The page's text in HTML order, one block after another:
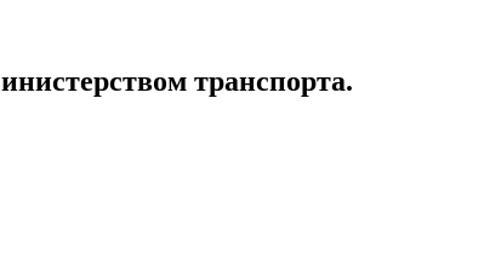
транспорта.